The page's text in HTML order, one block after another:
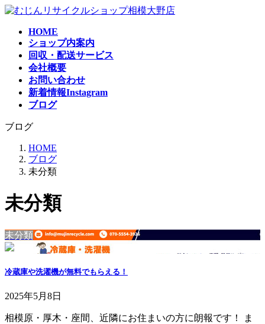
コ
プ
ナ
動
HOME
ショップ内案内
回収・配送サービス
会社概要
お問い合わせ
新着情報Instagram
ブログ
ブログ
HOME
ブログ
未分類
未分類
未分類
冷蔵庫や洗濯機が無料でもらえる！
2025年5月8日
相模原・厚木・座間、近隣にお住まいの方に朗報です！ ま